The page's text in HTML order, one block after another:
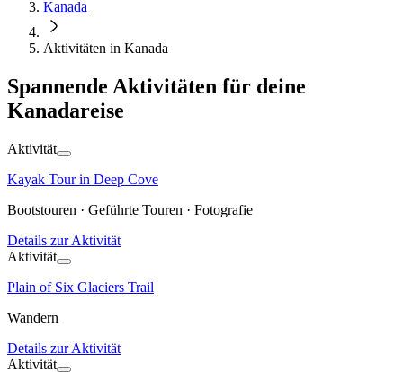
Kanada
Aktivitäten in Kanada
Spannende Aktivitäten für deine
Kanadareise
Aktivität
Kayak Tour in Deep Cove
Bootstouren · Geführte Touren · Fotografie
Details zur Aktivität
Aktivität
Plain of Six Glaciers Trail
Wandern
Details zur Aktivität
Aktivität